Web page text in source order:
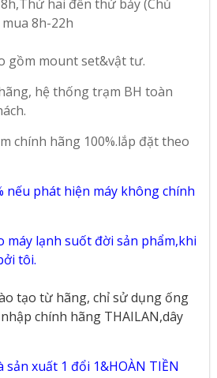
hai đến thứ bảy (Chủ
8h-22h
gồm mount set&vật tư.
hệ thống trạm BH toàn
chính hãng 100%.lắp đặt theo
nếu phát hiện máy không chính
máy lạnh suốt đời sản phẩm,khi
tôi.
tạo từ hãng, chỉ sử dụng ống
chính hãng THAILAN,dây
sản xuất 1 đổi 1&HOÀN TIỀN